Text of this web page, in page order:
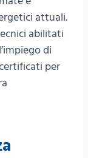
attuali.
abilitati
di
per